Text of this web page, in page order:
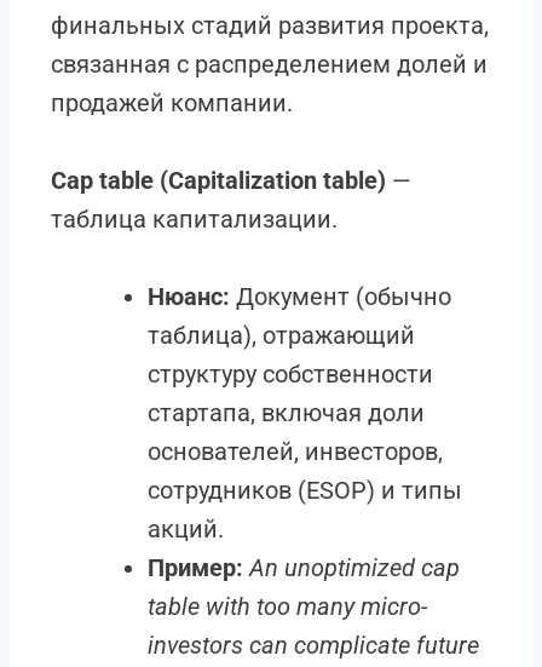
финальных стадий развития проекта,
связанная с распределением долей и
продажей компании.
Cap table (Capitalization table) —
таблица капитализации.
Нюанс: Документ (обычно
таблица), отражающий
структуру собственности
стартапа, включая доли
основателей, инвесторов,
сотрудников (ESOP) и типы
акций.
Пример: An unoptimized cap
table with too many micro-
investors can complicate future